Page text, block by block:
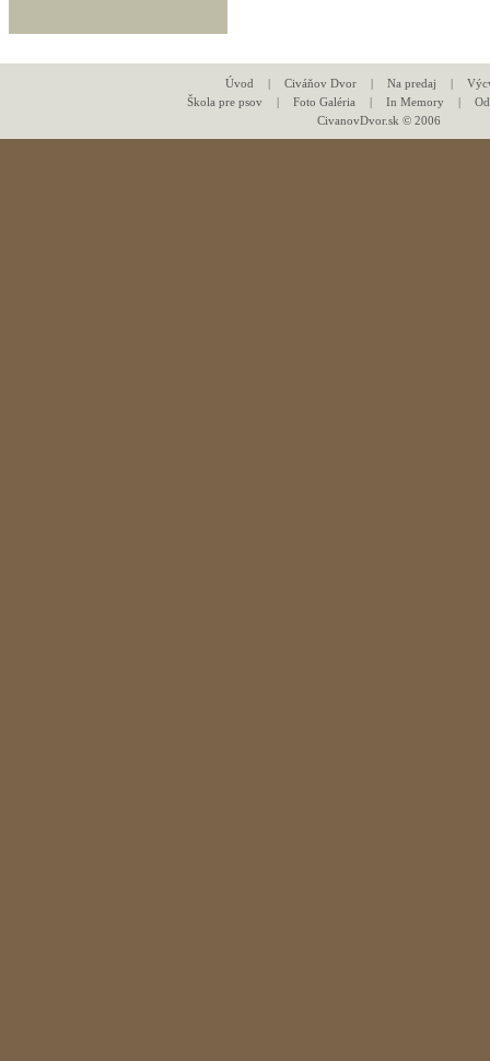
Úvod | Civáňov Dvor | Na predaj |
Škola pre psov
| Foto Galéria | In Memory |
CivanovDvor.sk © 2006